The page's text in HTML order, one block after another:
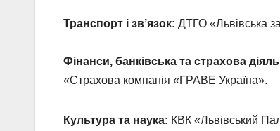
Транспорт і зв’язок: ДТГО «Львівська
Фінанси, банківська та страхова
«Страхова компанія «ГРАВЕ Україна».
Культура та наука: КВК «Львівський